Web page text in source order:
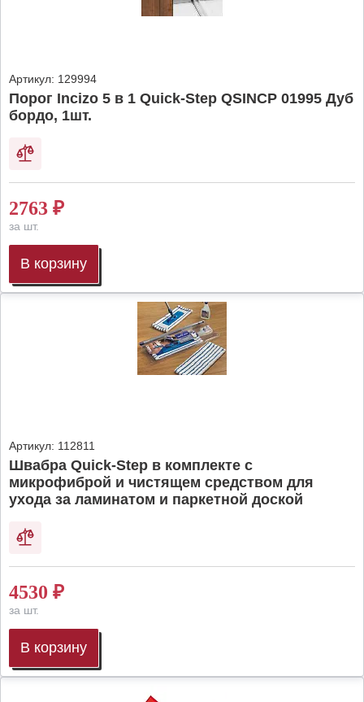
Артикул: 129994
Порог Incizo 5 в 1 Quick-Step QSINCP 01995 Дуб
бордо, 1шт.
2763 ₽
за шт.
В корзину
Артикул: 112811
Швабра Quick-Step в комплекте с
микрофиброй и чистящем средством для
ухода за ламинатом и паркетной доской
4530 ₽
за шт.
В корзину